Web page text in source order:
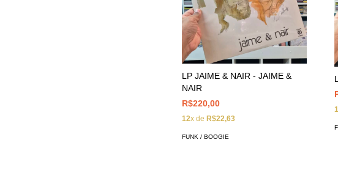
LP JAIME & NAIR - JAIME &
NAIR
R$220,00
12x de R$22,63
FUNK / BOOGIE